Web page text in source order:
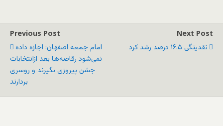
Previous Post
امام جمعه اصفهان: اجازه داده
نمی‌شود رقاصه‌ها بعد ازانتخابات
جشن پیروزی بگیرند و روسری
بردارند
Next Post
نقدینگی ۱۶.۵ درصد رشد کرد